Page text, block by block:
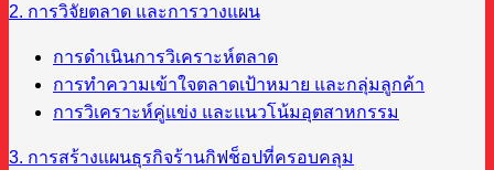
2. การวิจัยตลาด และการวางแผน
การดำเนินการวิเคราะห์ตลาด
การทำความเข้าใจตลาดเป้าหมาย และกลุ่มลูกค้า
การวิเคราะห์คู่แข่ง และแนวโน้มอุตสาหกรรม
3. การสร้างแผนธุรกิจร้านกิฟช็อปที่ครอบคลุม